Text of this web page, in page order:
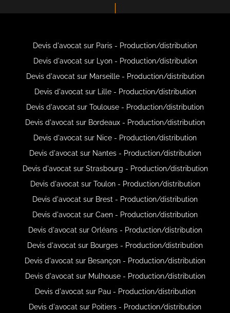
Devis d'avocat sur Paris - Production/distribution
Devis d'avocat sur Lyon - Production/distribution
Devis d'avocat sur Marseille - Production/distribution
Devis d'avocat sur Lille - Production/distribution
Devis d'avocat sur Toulouse - Production/distribution
Devis d'avocat sur Bordeaux - Production/distribution
Devis d'avocat sur Nice - Production/distribution
Devis d'avocat sur Nantes - Production/distribution
Devis d'avocat sur Strasbourg - Production/distribution
Devis d'avocat sur Toulon - Production/distribution
Devis d'avocat sur Brest - Production/distribution
Devis d'avocat sur Caen - Production/distribution
Devis d'avocat sur Orléans - Production/distribution
Devis d'avocat sur Bourges - Production/distribution
Devis d'avocat sur Besançon - Production/distribution
Devis d'avocat sur Mulhouse - Production/distribution
Devis d'avocat sur Pau - Production/distribution
Devis d'avocat sur Poitiers - Production/distribution